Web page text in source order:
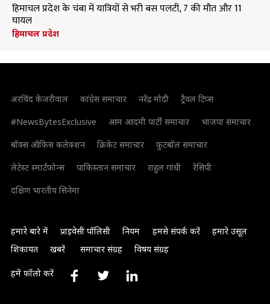
हिमाचल प्रदेश के चंबा में यात्रियों से भरी बस पलटी, 7 की मौत और 11
घायल
हिमाचल प्रदेश
अरविंद केजरीवाल कांग्रेस समाचार नरेंद्र मोदी
ट्रैवल टिप्स
#NewsBytesExclusive
आम आदमी पार्टी समाचार
भाजपा समाचार
बॉक्स ऑफिस कलेक्शन
क्रिकेट समाचार
फुटबॉल समाचार
लेटेस्ट स्मार्टफोन्स
पाकिस्तान समाचार राहुल गांधी
रेसिपी
दक्षिण भारतीय सिनेमा
हमारे बारे में प्राइवेसी पॉलिसी नियम हमसे संपर्क करें
हमारे उसूल
शिकायत
खबरें समाचार संग्रह विषय संग्रह
हमें फॉलो करें